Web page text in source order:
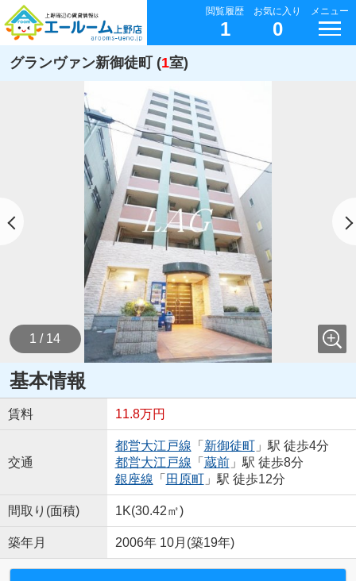
閲覧履歴
1
お気に入り
0
メニュー
グランヴァン新御徒町 (1室)
1 / 14
基本情報
賃料 11.8万円
交通
都営大江戸線 「 新御徒町」駅 徒歩4分
都営大江戸線 「 蔵前」駅 徒歩8分
銀座線 「 田原町」駅 徒歩12分
間取り(面積) 1K(30.42㎡)
築年月 2006年 10月(築19年)